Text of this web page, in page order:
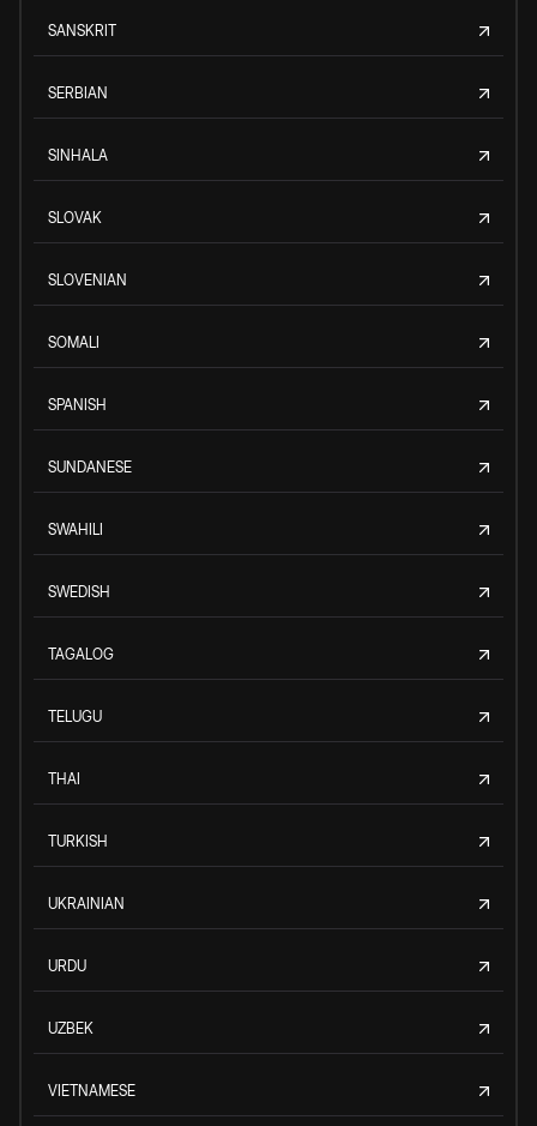
SANSKRIT
SERBIAN
SINHALA
SLOVAK
SLOVENIAN
SOMALI
SPANISH
SUNDANESE
SWAHILI
SWEDISH
TAGALOG
TELUGU
THAI
TURKISH
UKRAINIAN
URDU
UZBEK
VIETNAMESE